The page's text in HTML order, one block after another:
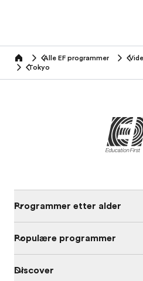
home Alle EF programmer
Tokyo
Programmer etter alder
Populære programmer
Discover